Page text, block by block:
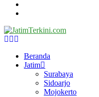
Facebook
Twitter
Beranda
Jatim
Surabaya
Sidoarjo
Mojokerto